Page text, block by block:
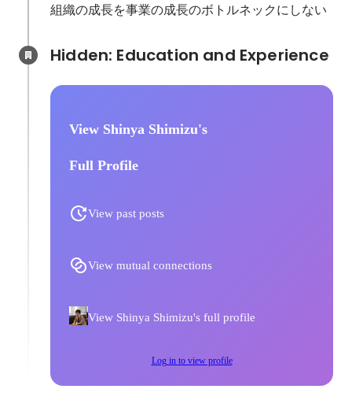
組織の成長を事業の成長のボトルネックにしない
View Shinya Shimizu's
Full Profile
View past posts
View mutual connections
View Shinya Shimizu's full profile
Log in to view profile